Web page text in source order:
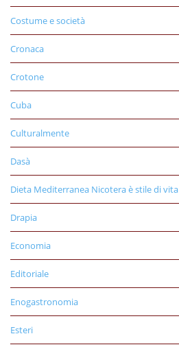
Costume e società
Cronaca
Crotone
Cuba
Culturalmente
Dasà
Dieta Mediterranea Nicotera è stile di vita
Drapia
Economia
Editoriale
Enogastronomia
Esteri